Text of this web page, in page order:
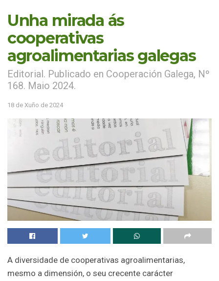
Unha mirada ás
cooperativas
agroalimentarias galegas
Editorial. Publicado en Cooperación Galega, Nº
168. Maio 2024.
18 de Xuño de 2024
A diversidade de cooperativas agroalimentarias,
mesmo a dimensión, o seu crecente carácter